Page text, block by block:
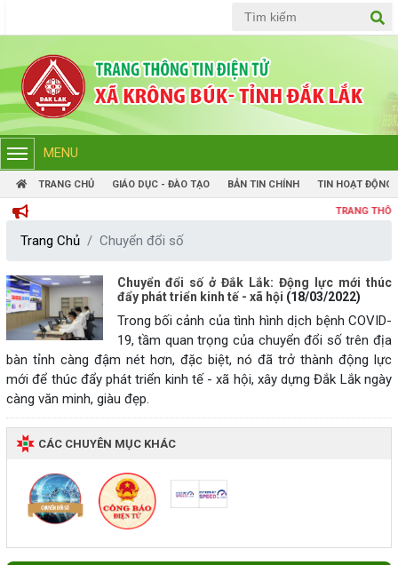
MENU
TRANG CHỦ GIÁO DỤC - ĐÀO TẠO BẢN TIN CHÍNH TIN HOẠT ĐỘNG
TRANG THÔNG
Trang Chủ Chuyển đổi số
Chuyển đổi số ở Đắk Lắk: Động lực mới thúc
đẩy phát triển kinh tế - xã hội (18/03/2022)
Trong bối cảnh của tình hình dịch bệnh COVID-
19, tầm quan trọng của chuyển đổi số trên địa
bàn tỉnh càng đậm nét hơn, đặc biệt, nó đã trở thành động lực
mới để thúc đẩy phát triển kinh tế - xã hội, xây dựng Đắk Lắk ngày
càng văn minh, giàu đẹp.
CÁC CHUYÊN MỤC KHÁC